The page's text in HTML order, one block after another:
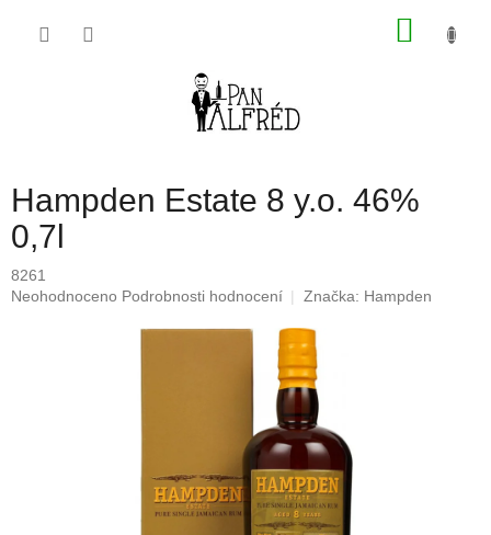
Hampden Estate 8 y.o. 46%
0,7l
8261
Průměrné
Neohodnoceno Podrobnosti hodnocení Značka: Hampden